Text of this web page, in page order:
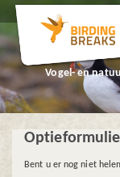
Vogel- en
Bent u er nog niet